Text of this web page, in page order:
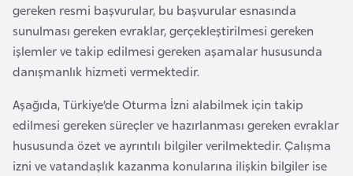
gereken resmi başvurular, bu başvurular esnasında
sunulması gereken evraklar, gerçekleştirilmesi gereken
işlemler ve takip edilmesi gereken aşamalar hususunda
danışmanlık hizmeti vermektedir.
Aşağıda, Türkiye’de Oturma İzni alabilmek için takip
edilmesi gereken süreçler ve hazırlanması gereken evraklar
hususunda özet ve ayrıntılı bilgiler verilmektedir. Çalışma
izni ve vatandaşlık kazanma konularına ilişkin bilgiler ise
B
a
h
e
y
n